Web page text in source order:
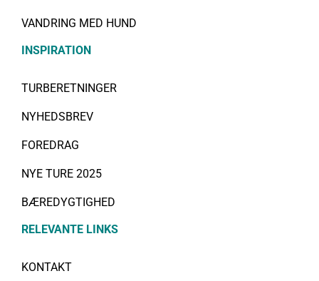
VANDRING MED HUND
INSPIRATION
TURBERETNINGER
NYHEDSBREV
FOREDRAG
NYE TURE 2025
BÆREDYGTIGHED
RELEVANTE LINKS
KONTAKT